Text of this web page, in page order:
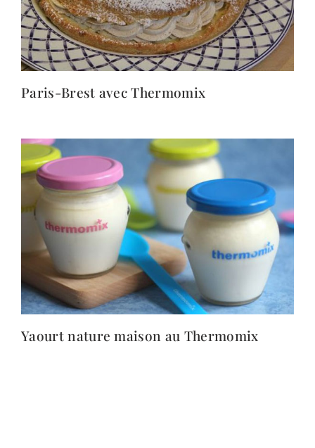
Paris-Brest avec Thermomix
Yaourt nature maison au Thermomix